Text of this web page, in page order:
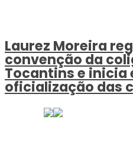
Laurez Moreira
convenção da
Tocantins e inicia
oficialização das